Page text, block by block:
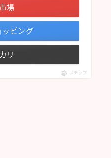
場
ッピング
リ
ポチップ